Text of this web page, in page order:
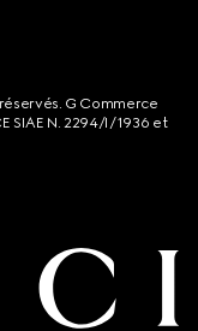
G Commerce
SIAE N. 2294/I/1936 et